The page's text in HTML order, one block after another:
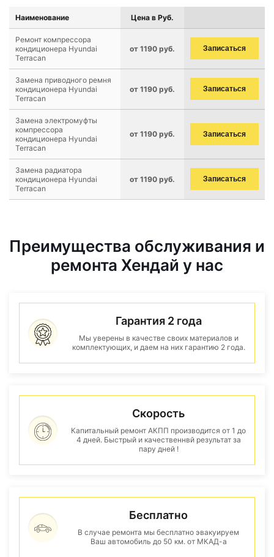
Наименование Цена в Руб.
Ремонт компрессора
кондиционера Hyundai
Terracan
от 1190 руб. Записаться
Замена приводного ремня
кондиционера Hyundai
Terracan
от 1190 руб. Записаться
Замена электромуфты
компрессора
кондиционера Hyundai
Terracan
от 1190 руб. Записаться
Замена радиатора
кондиционера Hyundai
Terracan
от 1190 руб. Записаться
Преимущества обслуживания и
ремонта Хендай у нас
Гарантия 2 года
Мы уверены в качестве своих материалов и
комплектующих, и даем на них гарантию 2 года.
Скорость
Капитальный ремонт АКПП производится от 1 до
4 дней. Быстрый и качественнвй результат за
пару дней !
Бесплатно
В случае ремонта мы бесплатно эвакуируем
Ваш автомобиль до 50 км. от МКАД-а